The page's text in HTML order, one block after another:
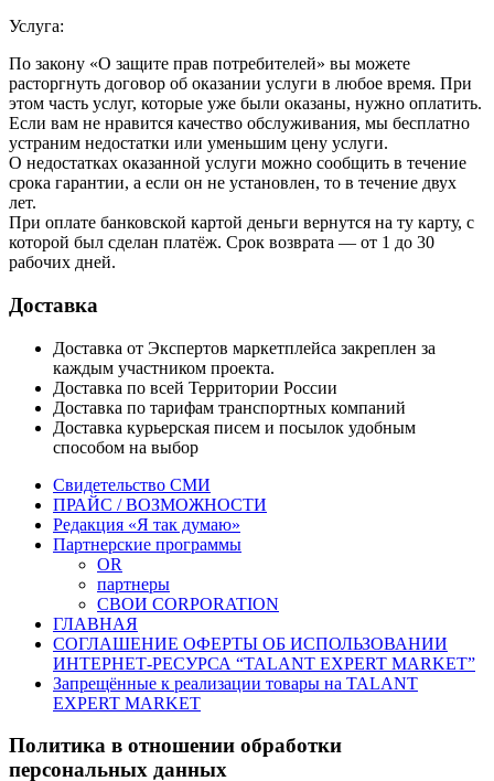
Услуга:
По закону «О защите прав потребителей» вы можете
расторгнуть договор об оказании услуги в любое время. При
этом часть услуг, которые уже были оказаны, нужно оплатить.
Если вам не нравится качество обслуживания, мы бесплатно
устраним недостатки или уменьшим цену услуги.
О недостатках оказанной услуги можно сообщить в течение
срока гарантии, а если он не установлен, то в течение двух
лет.
При оплате банковской картой деньги вернутся на ту карту, с
которой был сделан платёж. Срок возврата — от 1 до 30
рабочих дней.
Доставка
Доставка от Экспертов маркетплейса закреплен за
каждым участником проекта.
Доставка по всей Территории России
Доставка по тарифам транспортных компаний
Доставка курьерская писем и посылок удобным
способом на выбор
Свидетельство СМИ
ПРАЙС / ВОЗМОЖНОСТИ
Редакция «Я так думаю»
Партнерские программы
OR
партнеры
СВОИ CORPORATION
ГЛАВНАЯ
СОГЛАШЕНИЕ ОФЕРТЫ ОБ ИСПОЛЬЗОВАНИИ
ИНТЕРНЕТ-РЕСУРСА “TALANT EXPERT MARKET”
Запрещённые к реализации товары на TALANT
EXPERT MARKET
Политика в отношении обработки
персональных данных